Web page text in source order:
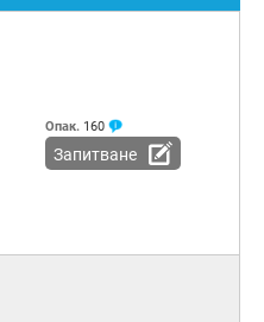
Опак. 160
Запитване